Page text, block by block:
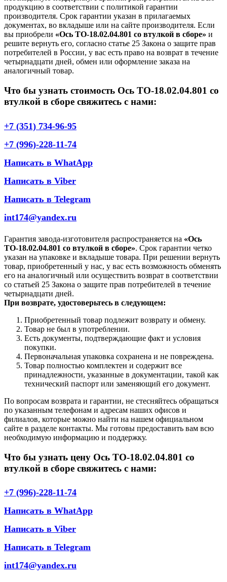
продукцию в соответствии с политикой гарантии
производителя. Срок гарантии указан в прилагаемых
документах, во вкладыше или на сайте производителя. Если
вы приобрели «Ось ТО-18.02.04.801 со втулкой в сборе» и
решите вернуть его, согласно статье 25 Закона о защите прав
потребителей в России, у вас есть право на возврат в течение
четырнадцати дней, обмен или оформление заказа на
аналогичный товар.
Что бы узнать стоимость Ось ТО-18.02.04.801 со
втулкой в сборе свяжитесь с нами:
+7 (351) 734-96-95
+7 (996)-228-11-74
Написать в WhatApp
Написать в Viber
Написать в Telegram
int174@yandex.ru
Гарантия завода-изготовителя распространяется на «Ось
ТО-18.02.04.801 со втулкой в сборе». Срок гарантии четко
указан на упаковке и вкладыше товара. При решении вернуть
товар, приобретенный у нас, у вас есть возможность обменять
его на аналогичный или осуществить возврат в соответствии
со статьей 25 Закона о защите прав потребителей в течение
четырнадцати дней.
При возврате, удостоверьтесь в следующем:
Приобретенный товар подлежит возврату и обмену.
Товар не был в употреблении.
Есть документы, подтверждающие факт и условия
покупки.
Первоначальная упаковка сохранена и не повреждена.
Товар полностью комплектен и содержит все
принадлежности, указанные в документации, такой как
технический паспорт или заменяющий его документ.
По вопросам возврата и гарантии, не стесняйтесь обращаться
по указанным телефонам и адресам наших офисов и
филиалов, которые можно найти на нашем официальном
сайте в разделе контакты. Мы готовы предоставить вам всю
необходимую информацию и поддержку.
Что бы узнать цену Ось ТО-18.02.04.801 со
втулкой в сборе свяжитесь с нами:
+7 (996)-228-11-74
Написать в WhatApp
Написать в Viber
Написать в Telegram
int174@yandex.ru